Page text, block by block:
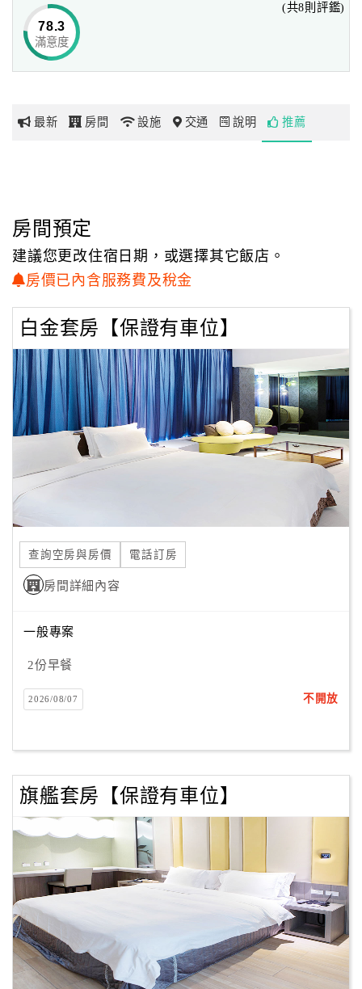
網
紅
顧
服
務
顧
客
滿
意
管
理
員
服
絡
單
Line
線
上
客
服
最近的機場是高雄國際機場，距離歐遊國際連鎖精品旅館-台
東館83公里。
78.3
滿意度
(共8則評鑑)
最新 房間 設施 交通 說明 推薦
房間預定
建議您更改住宿日期，或選擇其它飯店。
房價已內含服務費及稅金
白金套房【保證有車位】
查詢空房與房價 電話訂房
房間詳細內容
一般專案
2份早餐
2026/08/07 不開放
旗艦套房【保證有車位】